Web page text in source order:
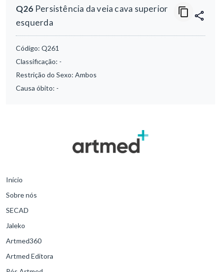
Q26 Persistência da veia cava superior
esquerda
Código: Q261
Classificação: -
Restrição do Sexo: Ambos
Causa óbito: -
Início
Sobre nós
SECAD
Jaleko
Artmed360
Artmed Editora